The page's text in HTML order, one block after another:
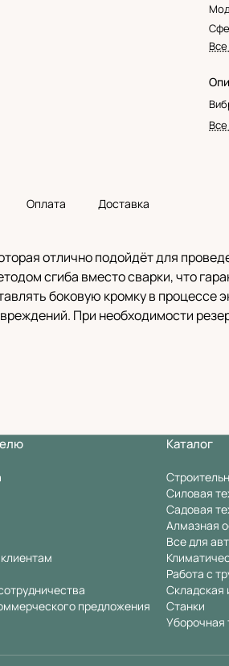
Все
Оплата Доставка
отлично подойдёт для
сгиба вместо сварки, что
боковую кромку в
При необходимости
предложения
Каталог
Силовая
Садовая
Алмазная
Все для
Работа с
Складская
Станки
Уборочная